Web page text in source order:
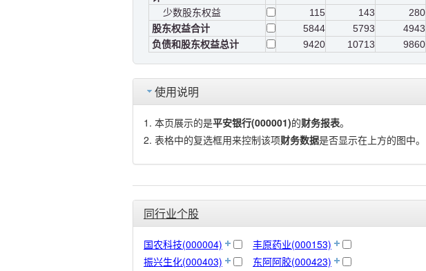
少数股东权益
115 143 280
股东权益合计
5844 5793 4943
负债和股东权益总计
9420 10713 9860
使用说明
本页展示的是平安银行(000001)的财务报表。
表格中的复选框用来控制该项财务数据是否显示在上方的图中。
同行业个股
国农科技(000004)
丰原药业(000153)
振兴生化(000403)
东阿阿胶(000423)